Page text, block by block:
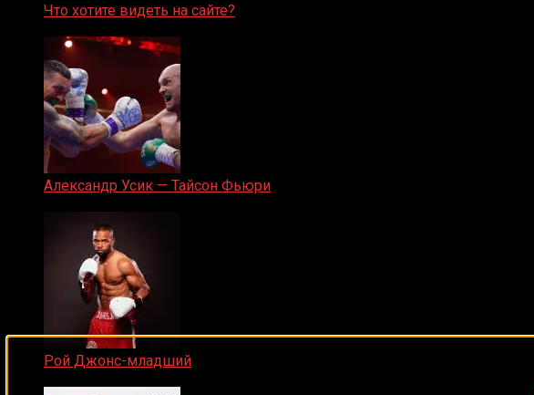
Что хотите видеть на сайте?
Александр Усик — Тайсон Фьюри
Рой Джонс-младший